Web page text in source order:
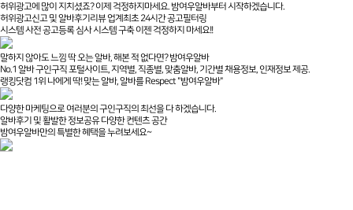
허위광고에 많이 지치셨죠? 이제 걱정하지마세요. 밤여우알바부터 시작하겠습니다.
허위광고신고 및 알바후기리뷰 업계최초 24시간 공고필터링
시스템 사전 공고등록 심사 시스템 구축 이젠 걱정하지 마세요!!
말하지 않아도 느낌 딱 오는 알바, 해본 적 없다면? 밤여우알바
No.1 알바 구인구직 포털사이트, 지역별, 직종별, 맞춤알바, 기간별 채용정보, 인재정보 제공.
랭킹닷컴 1위 나에게 딱! 맞는 알바, 알바를 Respect "밤여우알바"
다양한 마케팅으로 여러분의 구인구직의 최선을 다 하겠습니다.
알바후기 및 활발한 정보공유 다양한 컨텐츠 공간
밤여우알바만의 특별한 혜택을 누려보세요~